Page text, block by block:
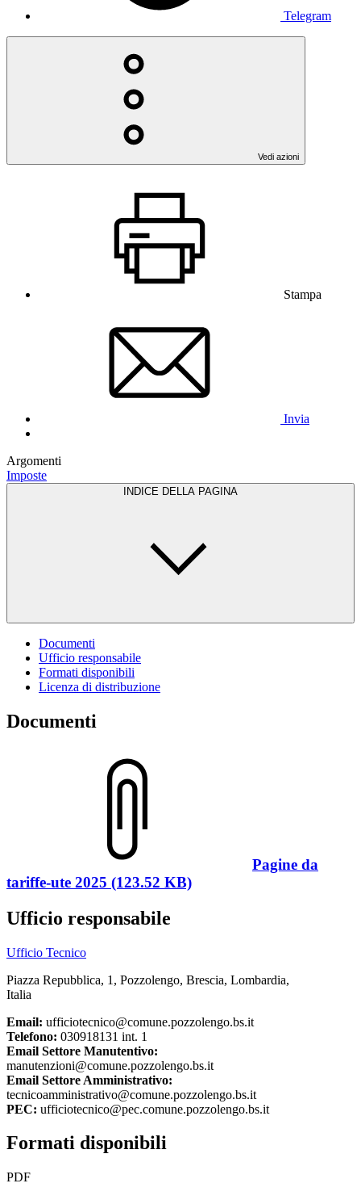
Telegram
Vedi azioni
Stampa
Invia
Argomenti
Imposte
INDICE DELLA PAGINA
Documenti
Ufficio responsabile
Formati disponibili
Licenza di distribuzione
Documenti
Pagine da
tariffe-ute 2025 (123.52 KB)
Ufficio responsabile
Ufficio Tecnico
Piazza Repubblica, 1, Pozzolengo, Brescia, Lombardia,
Italia
Email: ufficiotecnico@comune.pozzolengo.bs.it
Telefono: 030918131 int. 1
Email Settore Manutentivo:
manutenzioni@comune.pozzolengo.bs.it
Email Settore Amministrativo:
tecnicoamministrativo@comune.pozzolengo.bs.it
PEC: ufficiotecnico@pec.comune.pozzolengo.bs.it
Formati disponibili
PDF